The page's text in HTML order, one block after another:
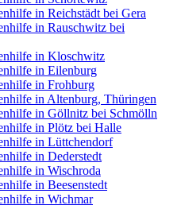
in Reichstädt bei Gera
in Rauschwitz bei
in Kloschwitz
in Eilenburg
in Frohburg
in Altenburg, Thüringen
in Göllnitz bei Schmölln
in Plötz bei Halle
in Lüttchendorf
in Dederstedt
in Wischroda
in Beesenstedt
in Wichmar